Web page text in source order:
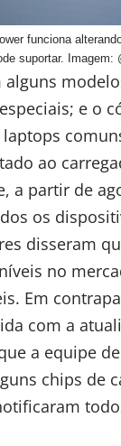
funciona
suportar. Imagem:
alguns
e o
ao
a partir de
os
disseram
no
Em
com a
a equipe
chips de